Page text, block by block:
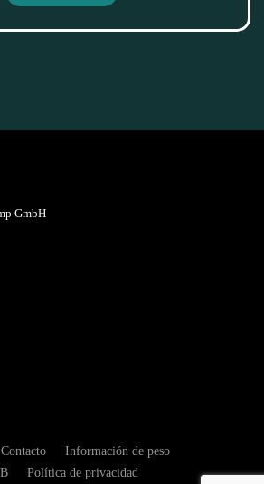
GmbH
Contacto
Información de peso
Política de privacidad